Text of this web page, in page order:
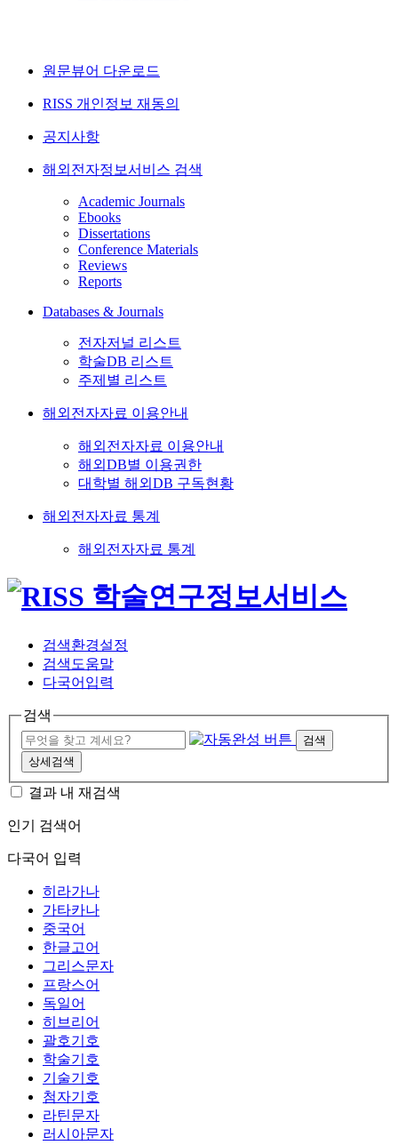
원문뷰어 다운로드
RISS 개인정보 재동의
공지사항
해외전자정보서비스 검색
Academic Journals
Ebooks
Dissertations
Conference Materials
Reviews
Reports
Databases & Journals
전자저널 리스트
학술DB 리스트
주제별 리스트
해외전자자료 이용안내
해외전자자료 이용안내
해외DB별 이용권한
대학별 해외DB 구독현황
해외전자자료 통계
해외전자자료 통계
검색환경설정
검색도움말
다국어입력
검색
검색
상세검색
결과 내 재검색
인기 검색어
다국어 입력
히라가나
가타카나
중국어
한글고어
그리스문자
프랑스어
독일어
히브리어
괄호기호
학술기호
기술기호
첨자기호
라틴문자
러시아문자